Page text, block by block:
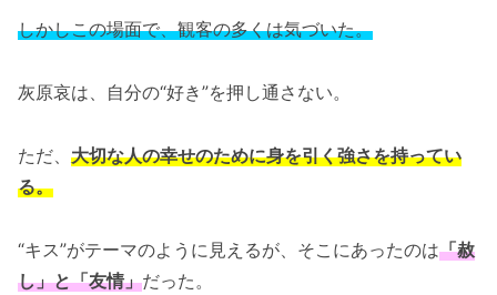
しかしこの場面で、観客の多くは気づいた。
灰原哀は、自分の“好き”を押し通さない。
ただ、 大切な人の幸せのために身を引く強さを持ってい
る。
“キス”がテーマのように見えるが、そこにあったのは「赦
し」と「友情」だった。